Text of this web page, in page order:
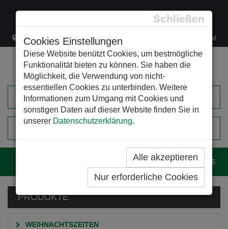
Schließen
Cookies Einstellungen
Diese Website benützt Cookies, um bestmögliche
Funktionalität bieten zu können. Sie haben die
Möglichkeit, die Verwendung von nicht-
essentiellen Cookies zu unterbinden. Weitere
Informationen zum Umgang mit Cookies und
sonstigen Daten auf dieser Website finden Sie in
unserer Datenschutzerklärung.
Alle akzeptieren
Nur erforderliche Cookies
Lacknergasse 78 +43/1/470 37 00 office@leso.at
EINKAUFSWAGEN
PRODUKTE
WEIHNACHTSZEITEN